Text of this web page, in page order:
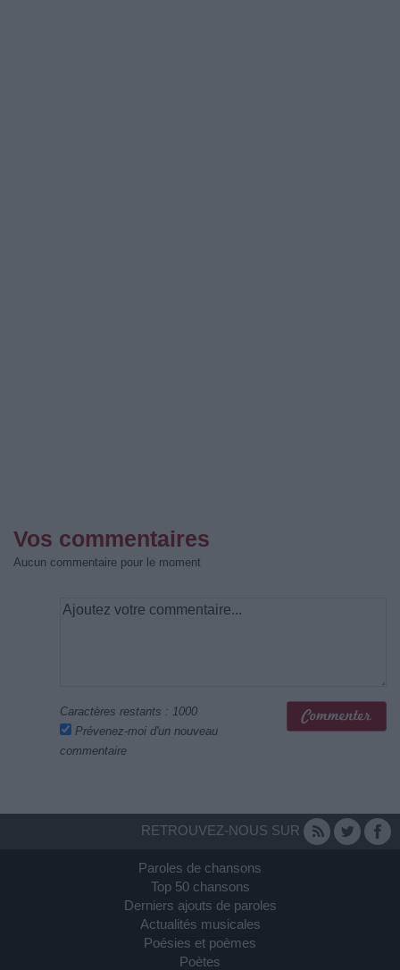
Vos commentaires
Aucun commentaire pour le moment
Caractères restants : 1000
Prévenez-moi d'un nouveau
commentaire
RETROUVEZ-NOUS SUR
Paroles de chansons
Top 50 chansons
Derniers ajouts de paroles
Actualités musicales
Poésies et poèmes
Poètes